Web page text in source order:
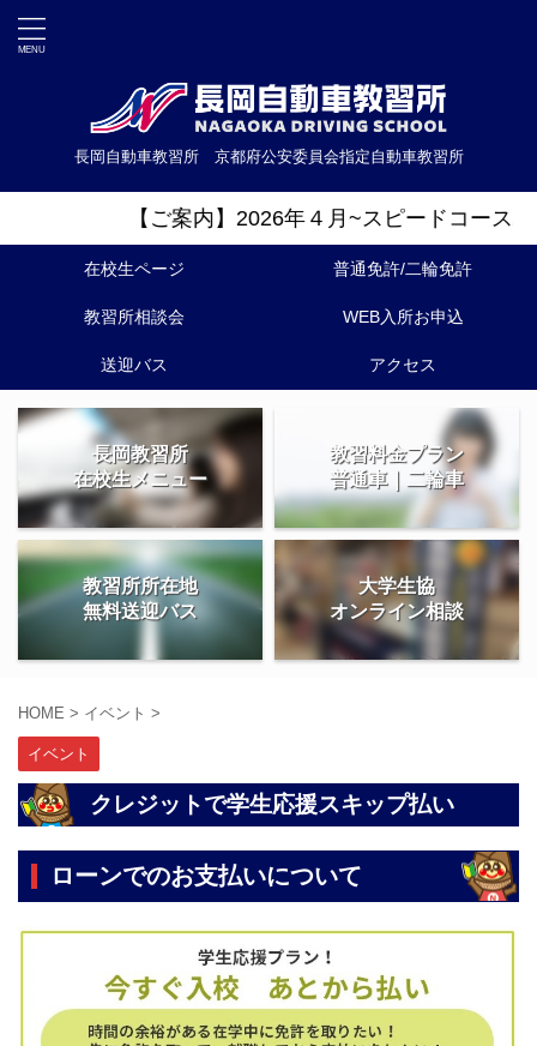
長岡自動車教習所 京都府公安委員会指定自動車教習所
【ご案内】2026年４月~スピードコース/オー
在校生ページ 普通免許/二輪免許
教習所相談会 WEB入所お申込
送迎バス アクセス
長岡教習所
在校生メニュー
教習料金プラン
普通車｜二輪車
教習所所在地
無料送迎バス
大学生協
オンライン相談
HOME > イベント >
イベント
クレジットで学生応援スキップ払い
ローンでのお支払いについて